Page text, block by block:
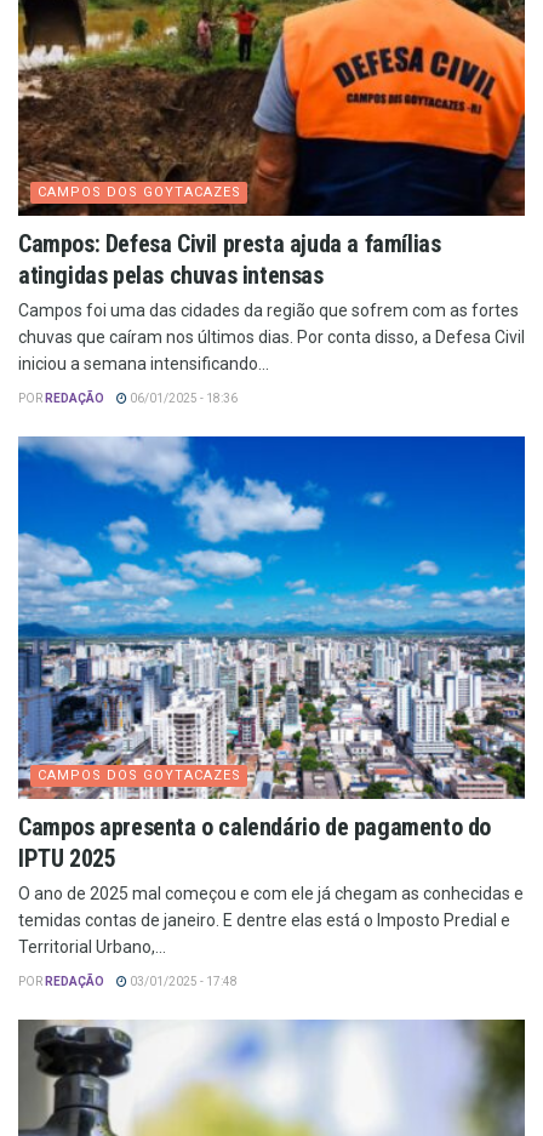
CAMPOS DOS GOYTACAZES
Campos: Defesa Civil presta ajuda a famílias
atingidas pelas chuvas intensas
Campos foi uma das cidades da região que sofrem com as fortes
chuvas que caíram nos últimos dias. Por conta disso, a Defesa Civil
iniciou a semana intensificando...
POR REDAÇÃO 06/01/2025 - 18:36
CAMPOS DOS GOYTACAZES
Campos apresenta o calendário de pagamento do
IPTU 2025
O ano de 2025 mal começou e com ele já chegam as conhecidas e
temidas contas de janeiro. E dentre elas está o Imposto Predial e
Territorial Urbano,...
POR REDAÇÃO 03/01/2025 - 17:48